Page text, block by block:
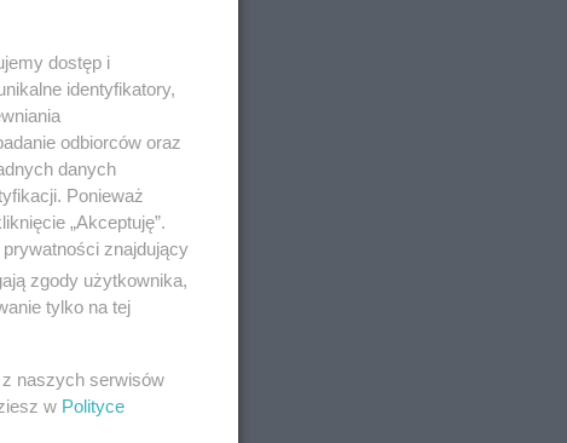
dostęp i
identyfikatory,
odbiorców oraz
danych
Ponieważ
„Akceptuję”.
znajdujący
zgody użytkownika,
tylko na tej
naszych serwisów
w Polityce